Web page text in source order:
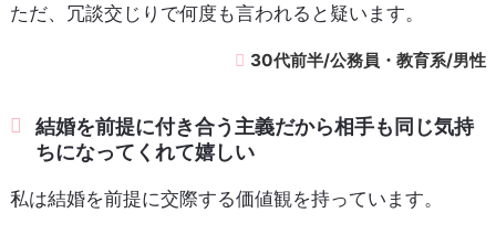
ただ、冗談交じりで何度も言われると疑います。
30代前半/公務員・教育系/男性
結婚を前提に付き合う主義だから相手も同じ気持
ちになってくれて嬉しい
私は結婚を前提に交際する価値観を持っています。